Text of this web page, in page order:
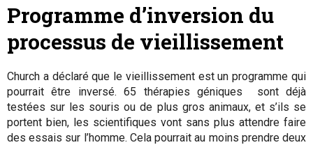
Programme d’inversion du
processus de vieillissement
Church a déclaré que le vieillissement est un programme qui
pourrait être inversé. 65 thérapies géniques sont déjà
testées sur les souris ou de plus gros animaux, et s’ils se
portent bien, les scientifiques vont sans plus attendre faire
des essais sur l’homme. Cela pourrait au moins prendre deux